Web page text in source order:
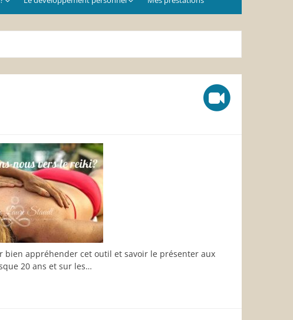
bien appréhender cet outil et savoir le présenter aux
20 ans et sur les…